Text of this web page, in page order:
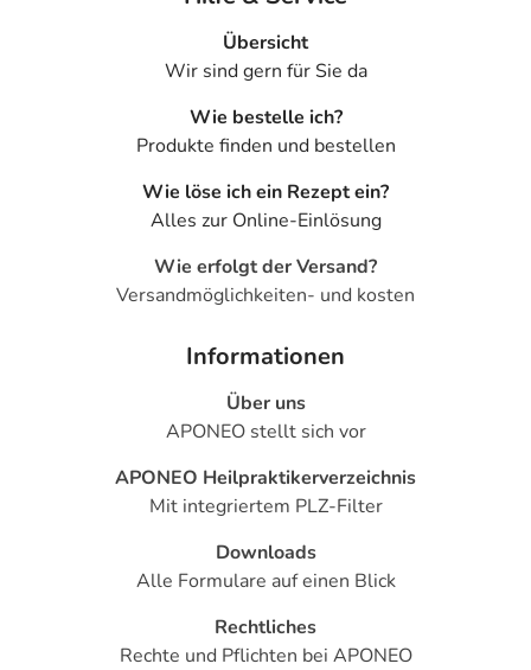
Übersicht
Wir sind gern für Sie da
Wie bestelle ich?
Produkte finden und bestellen
Wie löse ich ein Rezept ein?
Alles zur Online-Einlösung
Wie erfolgt der Versand?
Versandmöglichkeiten- und kosten
Informationen
Über uns
APONEO stellt sich vor
APONEO Heilpraktikerverzeichnis
Mit integriertem PLZ-Filter
Downloads
Alle Formulare auf einen Blick
Rechtliches
Rechte und Pflichten bei APONEO